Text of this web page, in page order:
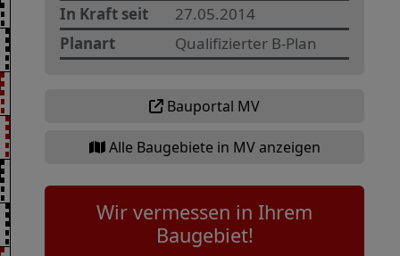
In Kraft seit
27.05.2014
Planart
Qualifizierter B-Plan
Bauportal MV
Alle Baugebiete in MV anzeigen
Wir vermessen in Ihrem
Baugebiet!